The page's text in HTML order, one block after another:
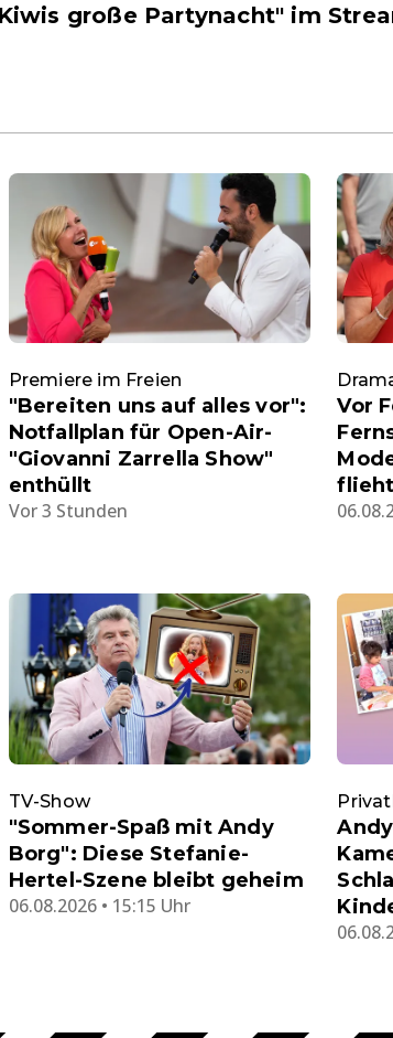
große Partynacht" im
Premiere im Freien
"Bereiten uns auf alles vor":
Notfallplan für Open-Air-
"Giovanni Zarrella Show"
enthüllt
Vor 3 Stunden
Vor
TV-Show
"Sommer-Spaß mit Andy
Borg": Diese Stefanie-
Hertel-Szene bleibt geheim
06.08.2026 • 15:15 Uhr